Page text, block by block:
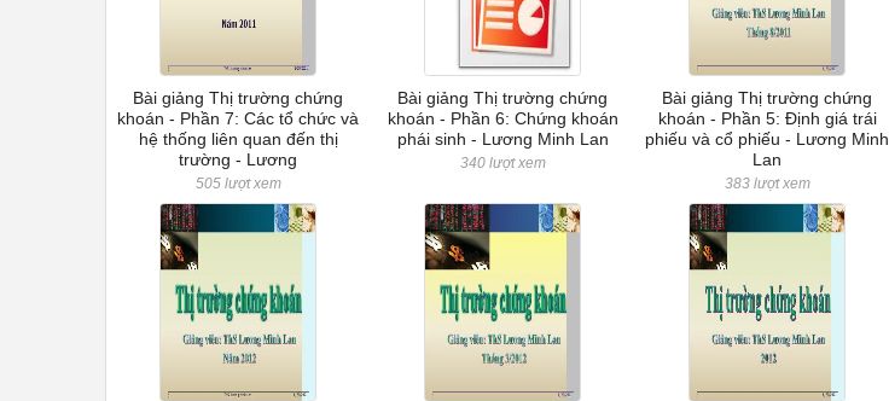
Bài giảng Thị trường chứng
khoán - Phần 7: Các tổ chức và
hệ thống liên quan đến thị
trường - Lương
505 lượt xem
Bài giảng Thị trường chứng
khoán - Phần 6: Chứng khoán
phái sinh - Lương Minh Lan
340 lượt xem
Bài giảng Thị trường chứng
khoán - Phần 5: Định giá trái
phiếu và cổ phiếu - Lương Minh
Lan
383 lượt xem